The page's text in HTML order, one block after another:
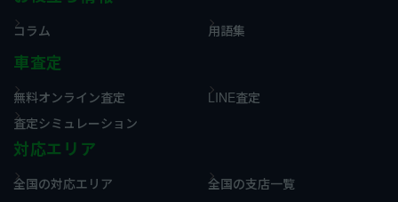
コラム 用語集
車査定
無料オンライン査定
LINE査定
査定シミュレーション
対応エリア
全国の対応エリア 全国の支店一覧